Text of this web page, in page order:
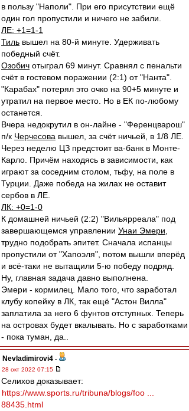
в пользу "Наполи". При его присутствии ещё
один гол пропустили и ничего не забили.
ЛЕ: +1=1-1
Тиль вышел на 80-й минуте. Удерживать
победный счёт.
Озобич отыграл 69 минут. Сравнял с пенальти
счёт в гостевом поражении (2:1) от "Нанта".
"Карабах" потерял это очко на 90+5 минуте и
утратил на первое место. Но в ЕК по-любому
останется.
Вчера недокрутил в он-лайне - "Ференцварош"
п/к Черчесова вышел, за счёт ничьей, в 1/8 ЛЕ.
Через неделю ЦЗ предстоит ва-банк в Монте-
Карло. Причём находясь в зависимости, как
играют за соседним столом, тьфу, на поле в
Турции. Даже победа на жилах не оставит
сербов в ЛЕ.
ЛК: +0=1-0
К домашней ничьей (2:2) "Вильярреала" под
завершающемся управлении Унаи Эмери
трудно подобрать эпитет. Сначала испанцы
пропустили от "Хапоэля", потом вышли вперёд
и всё-таки не вытащили 5-ю победу подряд.
Ну, главная задача давно выполнена.
Эмери - кормилец. Мало того, что заработал
клубу копейку в ЛК, так ещё "Астон Вилла"
заплатила за него 6 фунтов отступных. Теперь
на островах будет вкалывать. Но с заработками
- пока туман, да..
Nevladimirovi4 -
28 окт 2022 07:15
Селихов доказывает:
https://www.sports.ru/tribuna/blogs/foo ...
88435.html